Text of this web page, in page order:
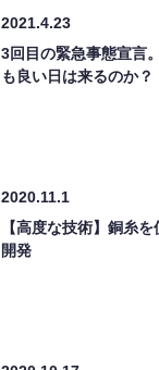
2021.4.23
3回目の緊急事態宣言
も良い日は来るのか？
2020.11.1
【高度な技術】銅糸
開発